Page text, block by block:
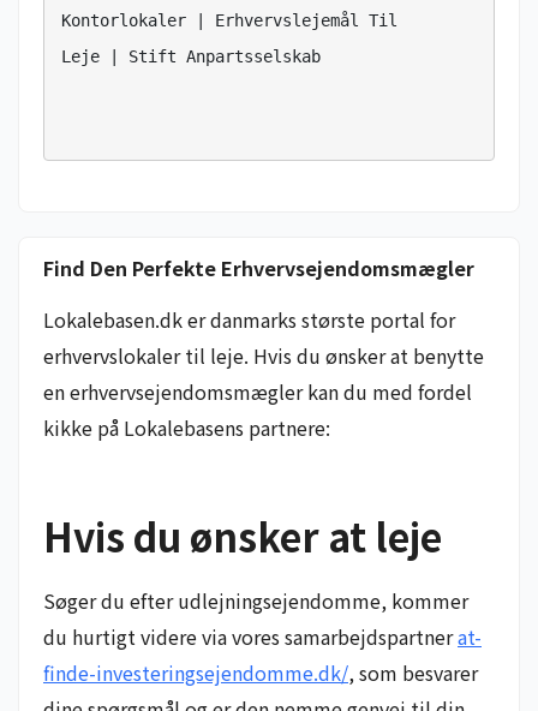
Kontorlokaler | Erhvervslejemål Til
Leje | Stift Anpartsselskab
Find Den Perfekte Erhvervsejendomsmægler
Lokalebasen.dk er danmarks største portal for
erhvervslokaler til leje. Hvis du ønsker at benytte
en erhvervsejendomsmægler kan du med fordel
kikke på Lokalebasens partnere:
Hvis du ønsker at leje
Søger du efter udlejningsejendomme, kommer
du hurtigt videre via vores samarbejdspartnerat-
finde-investeringsejendomme.dk/, som besvarer